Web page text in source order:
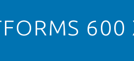
600